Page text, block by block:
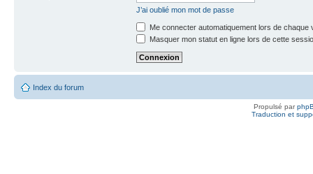
J’ai oublié mon mot de passe
Me connecter automatiquement lors de chaque
Masquer mon statut en ligne lors de cette
Index du forum
Propulsé par
Traduction et